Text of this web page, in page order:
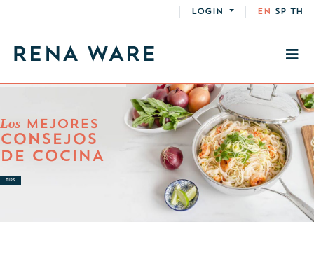
LOGIN EN SP TH
Los MEJORES
CONSEJOS
DE COCINA
TIPS